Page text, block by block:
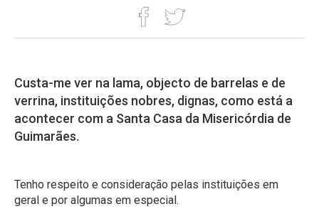
Custa-me ver na lama, objecto de barrelas e de
verrina, instituições nobres, dignas, como está a
acontecer com a Santa Casa da Misericórdia de
Guimarães.
Tenho respeito e consideração pelas instituições em
geral e por algumas em especial.